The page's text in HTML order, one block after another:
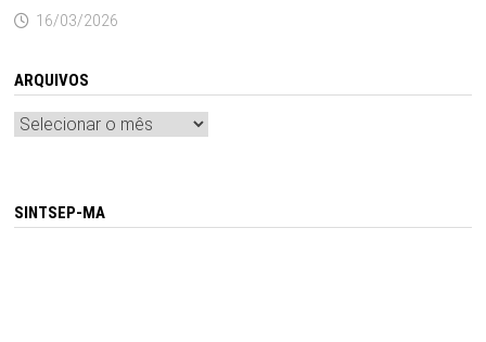
16/03/2026
ARQUIVOS
Arquivos
SINTSEP-MA